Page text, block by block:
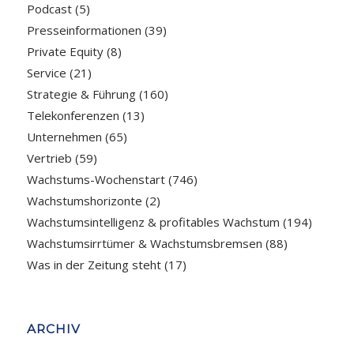
Podcast(5)
Presseinformationen (39)
Private Equity(8)
Service (21)
Strategie & Führung(160)
Telekonferenzen (13)
Unternehmen (65)
Vertrieb (59)
Wachstums-Wochenstart(746)
Wachstumshorizonte (2)
Wachstumsintelligenz & profitables Wachstum (194)
Wachstumsirrtümer & Wachstumsbremsen (88)
Was in der Zeitung steht(17)
ARCHIV